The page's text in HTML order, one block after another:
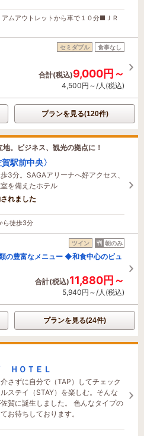
れました
ムアウトレットから車で１０分■ＪＲ
セミダブル 食事なし
合計(税込)9,000円～
4,500円～/人(税込)
プランを見る(120件)
。ビジネス、観光の拠点に！
駅前中央〉
3分。SAGAアリーナへ好アクセス、
を備えたホテル
れました
ら徒歩3分
ツイン 朝のみ
の豊富なメニュー ◆和食中心のビュ
合計(税込)11,880円～
5,940円～/人(税込)
プランを見る(24件)
ＨＯＴＥＬ
さずに自分で（TAP）してチェック
ステイ（STAY）を楽しむ。そんな
賀に誕生しました。 色んなタイプの
お待ちしております。